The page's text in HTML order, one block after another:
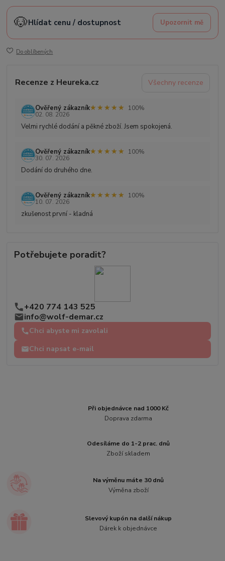
🐶Hlídat cenu / dostupnost Upozornit mě
Do oblíbených
Recenze z Heureka.cz Všechny recenze
Ověřený zákazník★★★★★
★★★★★
100%
02. 08. 2026
Velmi rychlé dodání a pěkné zboží. Jsem spokojená.
Ověřený zákazník★★★★★
★★★★★
100%
30. 07. 2026
Dodání do druhého dne.
Ověřený zákazník★★★★★
★★★★★
100%
10. 07. 2026
zkušenost první - kladná
Potřebujete poradit?
+420 774 143 525
info@wolf-demar.cz
Chci abyste mi zavolali
Chci napsat e-mail
Při objednávce nad 1000 Kč
Doprava zdarma
Odesíláme do 1-2 prac. dnů
Zboží skladem
Na výměnu máte 30 dnů
Výměna zboží
Slevový kupón na další nákup
Dárek k objednávce